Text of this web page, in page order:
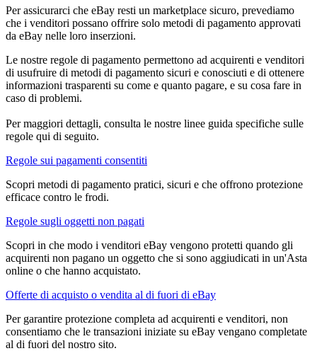
Per assicurarci che eBay resti un marketplace sicuro, prevediamo
che i venditori possano offrire solo metodi di pagamento approvati
da eBay nelle loro inserzioni.
Le nostre regole di pagamento permettono ad acquirenti e venditori
di usufruire di metodi di pagamento sicuri e conosciuti e di ottenere
informazioni trasparenti su come e quanto pagare, e su cosa fare in
caso di problemi.
Per maggiori dettagli, consulta le nostre linee guida specifiche sulle
regole qui di seguito.
Regole sui pagamenti consentiti
Scopri metodi di pagamento pratici, sicuri e che offrono protezione
efficace contro le frodi.
Regole sugli oggetti non pagati
Scopri in che modo i venditori eBay vengono protetti quando gli
acquirenti non pagano un oggetto che si sono aggiudicati in un'Asta
online o che hanno acquistato.
Offerte di acquisto o vendita al di fuori di eBay
Per garantire protezione completa ad acquirenti e venditori, non
consentiamo che le transazioni iniziate su eBay vengano completate
al di fuori del nostro sito.